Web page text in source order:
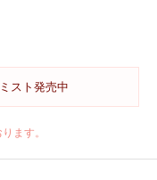
スト発売中
ます。